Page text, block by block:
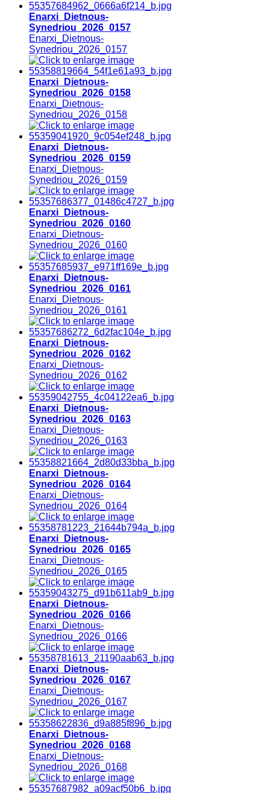
Enarxi_Dietnous-
Synedriou_2026_0157
Enarxi_Dietnous-
Synedriou_2026_0157
Enarxi_Dietnous-
Synedriou_2026_0158
Enarxi_Dietnous-
Synedriou_2026_0158
Enarxi_Dietnous-
Synedriou_2026_0159
Enarxi_Dietnous-
Synedriou_2026_0159
Enarxi_Dietnous-
Synedriou_2026_0160
Enarxi_Dietnous-
Synedriou_2026_0160
Enarxi_Dietnous-
Synedriou_2026_0161
Enarxi_Dietnous-
Synedriou_2026_0161
Enarxi_Dietnous-
Synedriou_2026_0162
Enarxi_Dietnous-
Synedriou_2026_0162
Enarxi_Dietnous-
Synedriou_2026_0163
Enarxi_Dietnous-
Synedriou_2026_0163
Enarxi_Dietnous-
Synedriou_2026_0164
Enarxi_Dietnous-
Synedriou_2026_0164
Enarxi_Dietnous-
Synedriou_2026_0165
Enarxi_Dietnous-
Synedriou_2026_0165
Enarxi_Dietnous-
Synedriou_2026_0166
Enarxi_Dietnous-
Synedriou_2026_0166
Enarxi_Dietnous-
Synedriou_2026_0167
Enarxi_Dietnous-
Synedriou_2026_0167
Enarxi_Dietnous-
Synedriou_2026_0168
Enarxi_Dietnous-
Synedriou_2026_0168